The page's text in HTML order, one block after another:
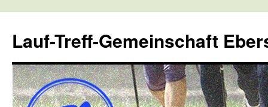
Lauf-Treff-Gemeinschaft